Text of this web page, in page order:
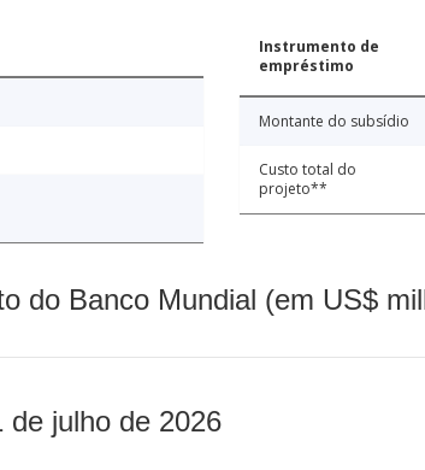
Instrumento de
empréstimo
Montante do subsídio
Custo total do
projeto**
do Banco Mundial (em US$
de julho de 2026